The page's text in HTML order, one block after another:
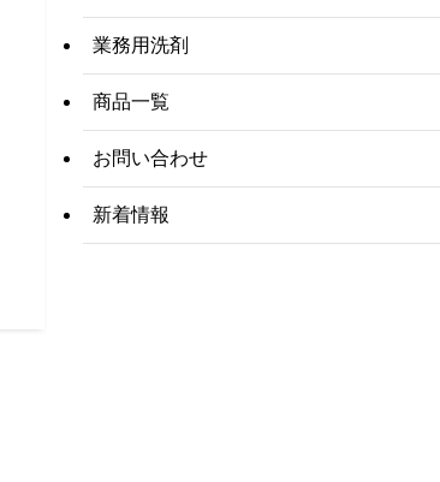
業務用洗剤
商品一覧
お問い合わせ
新着情報